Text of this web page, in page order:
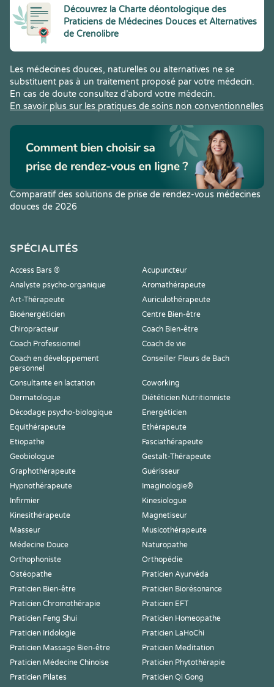
Découvrez la Charte déontologique des
Praticiens de Médecines Douces et Alternatives
de Crenolibre
Les médecines douces, naturelles ou alternatives ne se
substituent pas à un traitement proposé par votre médecin.
En cas de doute consultez d’abord votre médecin.
En savoir plus sur les pratiques de soins non conventionnelles
Comparatif des solutions de prise de rendez-vous médecines
douces de 2026
SPÉCIALITÉS
Access Bars ®
Acupuncteur
Analyste psycho-organique
Aromathérapeute
Art-Thérapeute
Auriculothérapeute
Bioénergéticien
Centre Bien-être
Chiropracteur
Coach Bien-être
Coach Professionnel
Coach de vie
Coach en développement
personnel
Conseiller Fleurs de Bach
Consultante en lactation
Coworking
Dermatologue
Diététicien Nutritionniste
Décodage psycho-biologique
Energéticien
Equithérapeute
Ethérapeute
Etiopathe
Fasciathérapeute
Geobiologue
Gestalt-Thérapeute
Graphothérapeute
Guérisseur
Hypnothérapeute
Imaginologie®
Infirmier
Kinesiologue
Kinesithérapeute
Magnetiseur
Masseur
Musicothérapeute
Médecine Douce
Naturopathe
Orthophoniste
Orthopédie
Ostéopathe
Praticien Ayurvéda
Praticien Bien-être
Praticien Biorésonance
Praticien Chromothérapie
Praticien EFT
Praticien Feng Shui
Praticien Homeopathe
Praticien Iridologie
Praticien LaHoChi
Praticien Massage Bien-être
Praticien Meditation
Praticien Médecine Chinoise
Praticien Phytothérapie
Praticien Pilates
Praticien Qi Gong